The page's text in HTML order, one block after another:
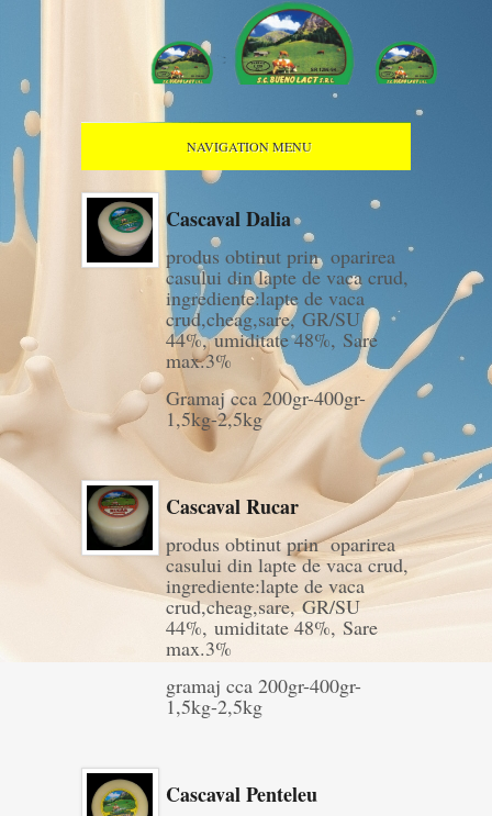
NAVIGATION MENU
Cascaval Dalia
produs obtinut prin oparirea
casului din lapte de vaca crud,
ingrediente:lapte de vaca
crud,cheag,sare, GR/SU
44%, umiditate 48%, Sare
max.3%
Gramaj cca 200gr-400gr-
1,5kg-2,5kg
Cascaval Rucar
produs obtinut prin oparirea
casului din lapte de vaca crud,
ingrediente:lapte de vaca
crud,cheag,sare, GR/SU
44%, umiditate 48%, Sare
max.3%
gramaj cca 200gr-400gr-
1,5kg-2,5kg
Cascaval Penteleu